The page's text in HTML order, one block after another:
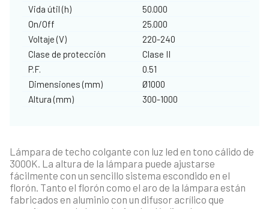
Vida útil (h)
50.000
On/Off
25.000
Voltaje (V)
220-240
Clase de protección
Clase II
P.F.
0.51
Dimensiones (mm)
Ø1000
Altura (mm)
300-1000
Lámpara de techo colgante con luz led en tono cálido de
3000K. La altura de la lámpara puede ajustarse
fácilmente con un sencillo sistema escondido en el
florón. Tanto el florón como el aro de la lámpara están
fabricados en aluminio con un difusor acrílico que